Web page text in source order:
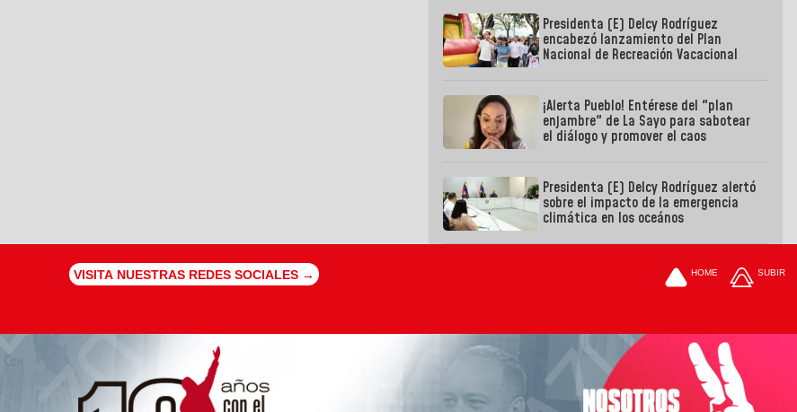
Presidenta (E) Delcy Rodríguez
encabezó lanzamiento del Plan
Nacional de Recreación Vacacional
¡Alerta Pueblo! Entérese del "plan
enjambre" de La Sayo para sabotear
el diálogo y promover el caos
Presidenta (E) Delcy Rodríguez alertó
sobre el impacto de la emergencia
climática en los oceános
VISITA NUESTRAS REDES SOCIALES → HOME SUBIR